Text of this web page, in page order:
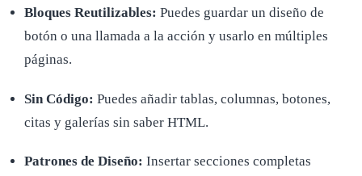
Bloques Reutilizables: Puedes guardar un diseño de
botón o una llamada a la acción y usarlo en múltiples
páginas.
Sin Código: Puedes añadir tablas, columnas, botones,
citas y galerías sin saber HTML.
Patrones de Diseño: Insertar secciones completas